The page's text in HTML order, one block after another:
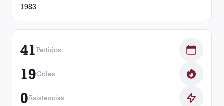
1983
41Partidos
19Goles
0Asistencias